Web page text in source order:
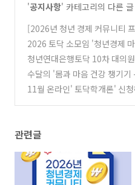
'공지사항' 카테고리의 다른 글
[2026년 청년 경제 커뮤니티
위한 설문 조사
(0)
2026 토닥 소모임 '청년경제
하세요!
(0)
청년연대은행토닥 10차 대의
(0)
수달의 '몸과 마음 건강 챙기기
치유' 2탄!
(0)
11월 온라인' 토닥학개론' 신
관련글